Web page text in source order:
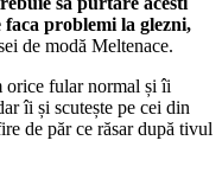
faca problemi la glezni,
de modă Meltenace.
orice fular normal și îi
îi și scutește pe cei din
de păr ce răsar după tivul